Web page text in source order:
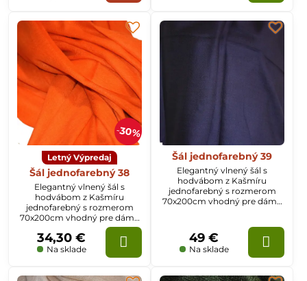
30%
Letný Výpredaj
Šál jednofarebný 38
Elegantný vlnený šál s
hodvábom z Kašmíru
jednofarebný s rozmerom
70x200cm vhodný pre dámy
Na sklade
34,30 €
Šál jednofarebný 39
Elegantný vlnený šál s
hodvábom z Kašmíru
jednofarebný s rozmerom
70x200cm vhodný pre dámy
Na sklade
49 €